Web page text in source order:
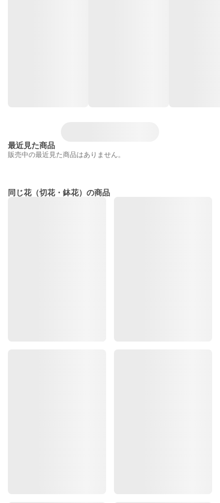
最近見た商品
販売中の最近見た商品はありません。
同じ花（切花・鉢花）の商品